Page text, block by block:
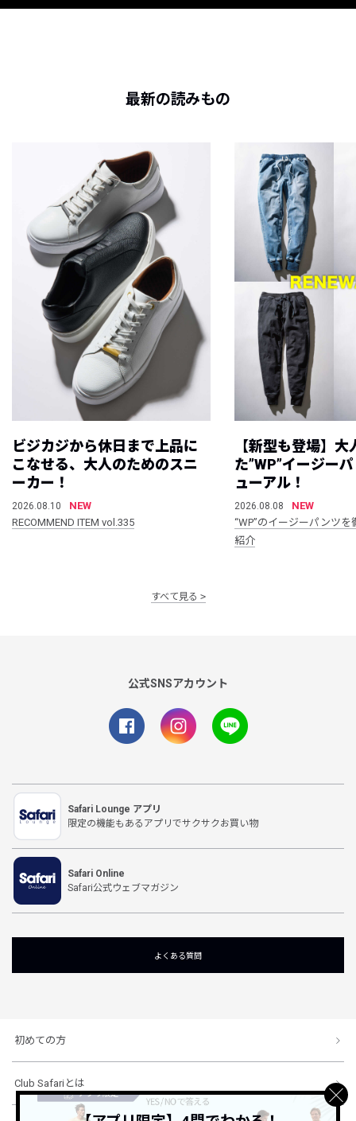
最新の読みもの
ビジカジから休日まで上品に
こなせる、大人のためのスニ
ーカー！
2026.08.10
NEW
RECOMMEND ITEM vol.335
【新型も登場】大
た”WP”イージー
ューアル！
2026.08.08
NEW
“WP”のイージーパンツ
紹介
すべて見る
公式SNSアカウント
Safari Lounge アプリ
限定の機能もあるアプリでサクサクお買い物
Safari Online
Safari公式ウェブマガジン
よくある質問
初めての方
Club Safariとは